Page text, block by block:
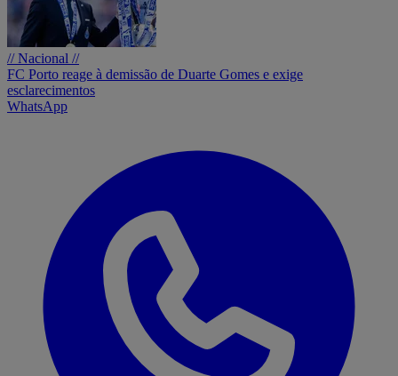
// Nacional //
FC Porto reage à demissão de Duarte Gomes e exige
esclarecimentos
WhatsApp